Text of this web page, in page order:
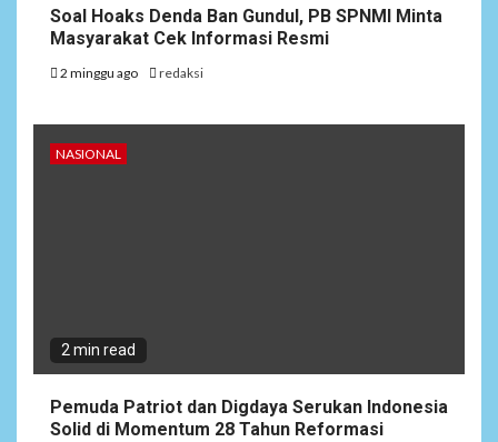
Soal Hoaks Denda Ban Gundul, PB SPNMI Minta
Masyarakat Cek Informasi Resmi
2 minggu ago redaksi
NASIONAL
2 min read
Pemuda Patriot dan Digdaya Serukan Indonesia
Solid di Momentum 28 Tahun Reformasi